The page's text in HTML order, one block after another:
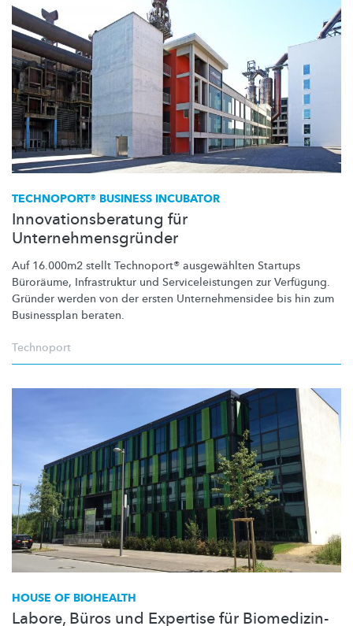
TECHNOPORT® BUSINESS INCUBATOR
Innovationsberatung für
Unternehmensgründer
Auf 16.000m2 stellt Technoport® ausgewählten Startups
Büroräume, Infrastruktur und Serviceleistungen zur Verfügung.
Gründer werden von der ersten Unternehmensidee bis hin zum
Businessplan beraten.
Technoport
HOUSE OF BIOHEALTH
Labore, Büros und Expertise für Biomedizin-